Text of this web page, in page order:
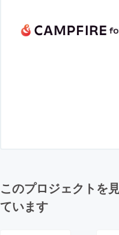
このプロジェクトを
ています